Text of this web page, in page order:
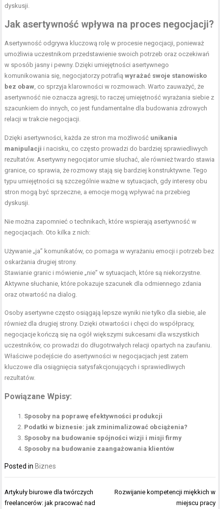
dyskusji.
Jak asertywność wpływa na proces negocjacji?
Asertywność odgrywa kluczową rolę w procesie negocjacji, ponieważ
umożliwia uczestnikom przedstawienie swoich potrzeb oraz oczekiwań
w sposób jasny i pewny. Dzięki umiejętności asertywnego
komunikowania się, negocjatorzy potrafiąwyrażać swoje stanowisko
bez obaw , co sprzyja klarowności w rozmowach. Warto zauważyć, że
asertywność nie oznacza agresji; to raczej umiejętność wyrażania siebie z
szacunkiem do innych, co jest fundamentalne dla budowania zdrowych
relacji w trakcie negocjacji.
Dzięki asertywności, każda ze stron ma możliwość unikania
manipulacji i nacisku, co często prowadzi do bardziej sprawiedliwych
rezultatów. Asertywny negocjator umie słuchać, ale również twardo stawia
granice, co sprawia, że rozmowy stają się bardziej konstruktywne. Tego
typu umiejętności są szczególnie ważne w sytuacjach, gdy interesy obu
stron mogą być sprzeczne, a emocje mogą wpływać na przebieg
dyskusji.
Nie można zapomnieć o technikach, które wspierają asertywność w
negocjacjach. Oto kilka z nich:
Używanie „ja” komunikatów, co pomaga w wyrażaniu emocji i potrzeb bez
oskarżania drugiej strony.
Stawianie granic i mówienie „nie” w sytuacjach, które są niekorzystne.
Aktywne słuchanie, które pokazuje szacunek dla odmiennego zdania
oraz otwartość na dialog.
Osoby asertywne często osiągają lepsze wyniki nie tylko dla siebie, ale
również dla drugiej strony. Dzięki otwartości i chęci do współpracy,
negocjacje kończą się na ogół większymi sukcesami dla wszystkich
uczestników, co prowadzi do długotrwałych relacji opartych na zaufaniu.
Właściwe podejście do asertywności w negocjacjach jest zatem
kluczowe dla osiągnięcia satysfakcjonujących i sprawiedliwych
rezultatów.
Powiązane Wpisy:
Sposoby na poprawę efektywności produkcji
Podatki w biznesie: jak zminimalizować obciążenia?
Sposoby na budowanie spójności wizji i misji firmy
Sposoby na budowanie zaangażowania klientów
Posted in Biznes
Nawigacja
wpisu
Artykuły biurowe dla twórczych
freelancerów: jak pracować nad
Rozwijanie kompetencji miękkich w
miejscu pracy